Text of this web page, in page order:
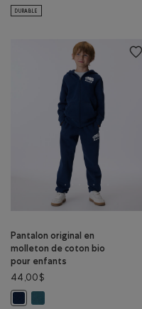
DURABLE
Pantalon original en
molleton de coton bio
pour enfants
44,00$